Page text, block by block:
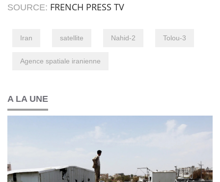
SOURCE: FRENCH PRESS TV
Iran satellite Nahid-2 Tolou-3
Agence spatiale iranienne
A LA UNE